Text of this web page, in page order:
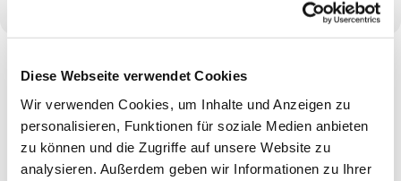
Diese Webseite verwendet Cookies
Wir verwenden Cookies, um Inhalte und Anzeigen zu
personalisieren, Funktionen für soziale Medien anbieten
zu können und die Zugriffe auf unsere Website zu
analysieren. Außerdem geben wir Informationen zu Ihrer
Gesellige und Besinnliches - immer am letzten Freitag im
Monat.